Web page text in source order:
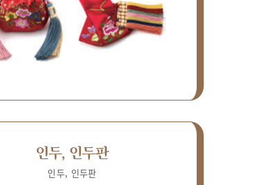
인두, 인두판
인두, 인두판